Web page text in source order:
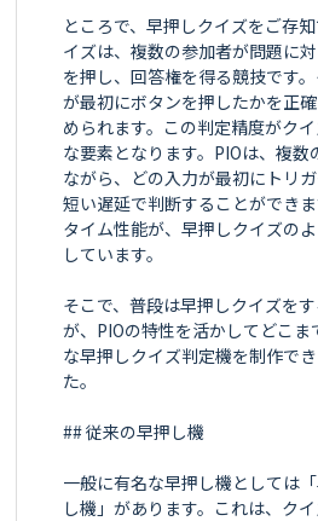
ところで、早押しクイズをご存
イズは、複数の参加者が問題に
を押し、回答権を得る競技です
が最初にボタンを押したかを正
められます。この判定精度がク
な要素となります。PIOは、複数
ながら、どの入力が最初にトリ
短い遅延で判断することができ
タイム性能が、早押しクイズの
しています。
そこで、普段は早押しクイズを
が、PIOの特性を活かしてどこま
な早押しクイズ判定機を制作で
た。
## 従来の早押し機
一般に有名な早押し機としては
し機」があります。これは、ク